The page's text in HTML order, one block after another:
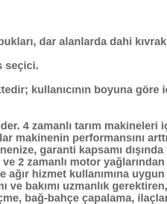
dar alanlarda dahi
seçici.
kullanıcının boyuna göre
4 zamanlı tarım
makinenin performansını
garanti kapsamı
2 zamanlı motor
hizmet kullanımına
ve bakımı uzmanlık
bağ-bahçe çapalama,